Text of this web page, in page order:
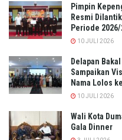
Pimpin
Resmi
Periode 2026/
10 JULI 2026
Delapan
Sampaikan
Nama Lolos
10 JULI 2026
Wali Kota
Gala Dinner